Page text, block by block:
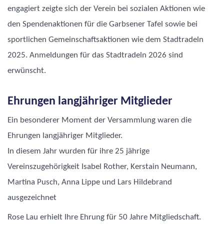
engagiert zeigte sich der Verein bei sozialen Aktionen wie
den Spendenaktionen für die Garbsener Tafel sowie bei
sportlichen Gemeinschaftsaktionen wie dem Stadtradeln
2025. Anmeldungen für das Stadtradeln 2026 sind
erwünscht.
Ehrungen langjähriger Mitglieder
Ein besonderer Moment der Versammlung waren die
Ehrungen langjähriger Mitglieder.
In diesem Jahr wurden für ihre 25 jährige
Vereinszugehörigkeit Isabel Rother, Kerstain Neumann,
Martina Pusch, Anna Lippe und Lars Hildebrand
ausgezeichnet
Rose Lau erhielt Ihre Ehrung für 50 Jahre Mitgliedschaft.